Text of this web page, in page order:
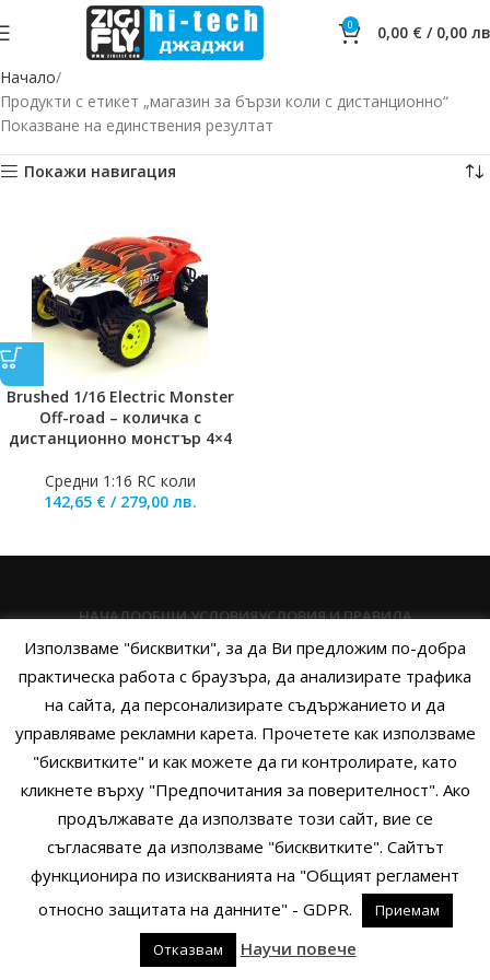
0 0,00 € / 0,00
Начало
Продукти с етикет „магазин за бързи коли с дистанционно“
Показване на единствения резултат
Покажи навигация
Brushed 1/16 Electric Monster
Off-road – количка с
дистанционно монстър 4×4
Средни 1:16 RC коли
142,65 € / 279,00 лв.
НАЧАЛООБЩИ УСЛОВИЯУСЛОВИЯ И ПРАВИЛА
ПОЛИТИКА НА БИСКВИТКИТЕПОЛИТИКА ЗА ПОВЕРИТЕЛНОСТ
НАЧИНИ НА ПЛАЩАНЕИЗПРАТЕТЕ ЗАПИТВАНЕ
Copyright © 2014 - 2024 Zigifly.com — Developed byWe Work With
You
Използваме "бисквитки", за да Ви предложим по-добра
практическа работа с браузъра, да анализирате трафика
на сайта, да персонализирате съдържанието и да
управляваме рекламни карета. Прочетете как използваме
"бисквитките" и как можете да ги контролирате, като
кликнете върху "Предпочитания за поверителност". Ако
продължавате да използвате този сайт, вие се
съгласявате да използваме "бисквитките". Сайтът
функционира по изискванията на "Общият регламент
относно защитата на данните" - GDPR.
Приемам
Отказвам
Научи повече